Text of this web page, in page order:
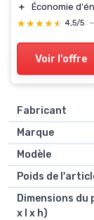
＋
Économie
★★★★★
★★★★★ 4,5/5 —
Voir l'offre
Fabricant
Marque
Modèle
Poids de
Dimensions
x l x h)